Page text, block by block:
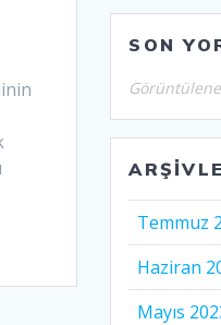
SON
Temmuz
Haziran
Mayıs